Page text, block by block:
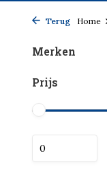
Terug Home
Merken
Prijs